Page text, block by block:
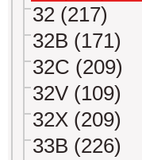
32 (217)
32B (171)
32C (209)
32V (109)
32X (209)
33B (226)